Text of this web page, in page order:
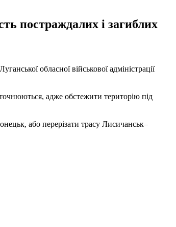
постраждалих і загиблих
обласної військової адміністрації
адже обстежити територію під
або перерізати трасу Лисичанськ–